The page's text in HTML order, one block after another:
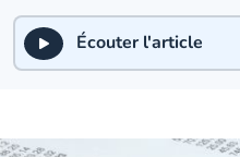
Écouter l'article